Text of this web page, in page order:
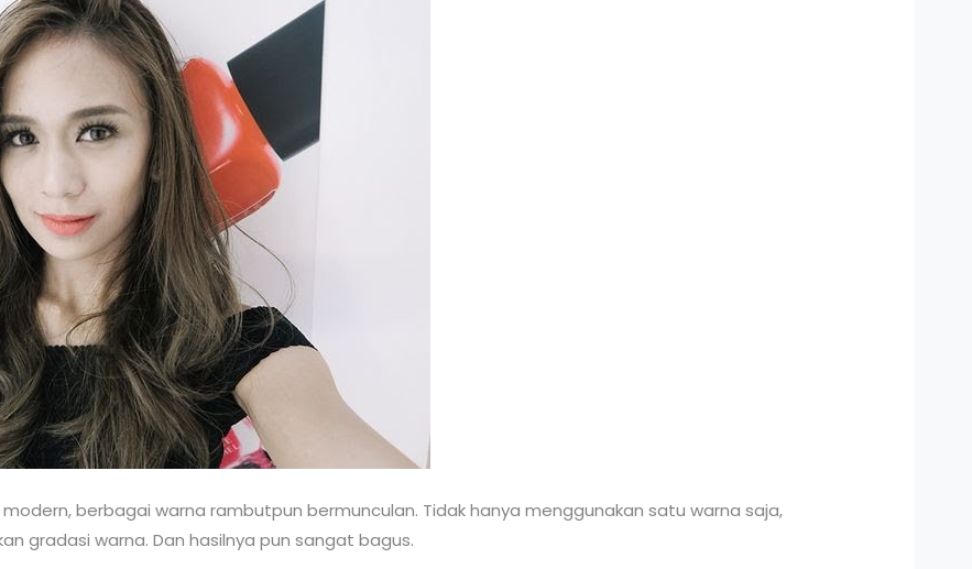
berbagai warna rambutpun bermunculan. Tidak hanya menggunakan satu warna saja,
gradasi warna. Dan hasilnya pun sangat bagus.